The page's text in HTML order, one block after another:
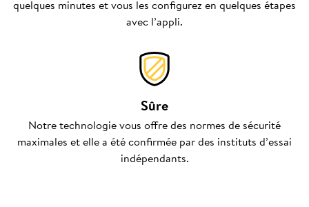
quelques minutes et vous les configurez en quelques étapes
avec l’appli.
Sûre
Notre technologie vous offre des normes de sécurité
maximales et elle a été confirmée par des instituts d’essai
indépendants.